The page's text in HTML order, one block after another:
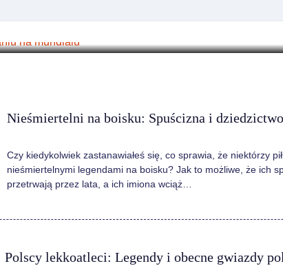
Nieśmiertelni na boisku: Spuścizna i
Czy kiedykolwiek zastanawiałeś się, co sprawia, że niektórzy
nieśmiertelnymi legendami na boisku? Jak to możliwe, że ich
przetrwają przez lata, a ich imiona wciąż…
Polscy lekkoatleci: Legendy i obecne gwiazdy